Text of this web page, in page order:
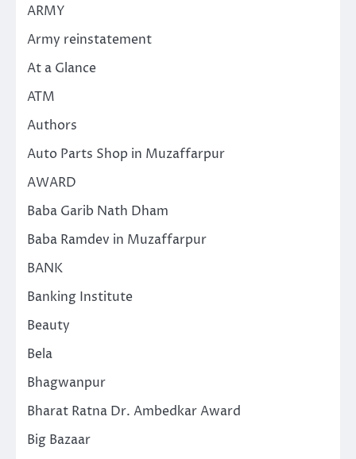
ARMY
Army reinstatement
At a Glance
ATM
Authors
Auto Parts Shop in Muzaffarpur
AWARD
Baba Garib Nath Dham
Baba Ramdev in Muzaffarpur
BANK
Banking Institute
Beauty
Bela
Bhagwanpur
Bharat Ratna Dr. Ambedkar Award
Big Bazaar